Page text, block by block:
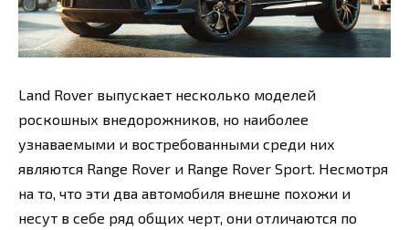
Land Rover выпускает несколько моделей
роскошных внедорожников, но наиболее
узнаваемыми и востребованными среди них
являются Range Rover и Range Rover Sport. Несмотря
на то, что эти два автомобиля внешне похожи и
несут в себе ряд общих черт, они отличаются по